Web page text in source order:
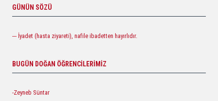
GÜNÜN SÖZÜ
--- İyadet (hasta ziyareti), nafile ibadetten hayırlıdır.
BUGÜN DOĞAN ÖĞRENCILERIMIZ
-Zeyneb Süntar